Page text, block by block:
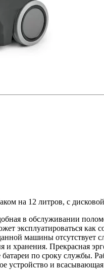
на 12 литров, с
в обслуживании
эксплуатироваться как
машины
хранения. Прекрасная
по сроку службы.
устройство и